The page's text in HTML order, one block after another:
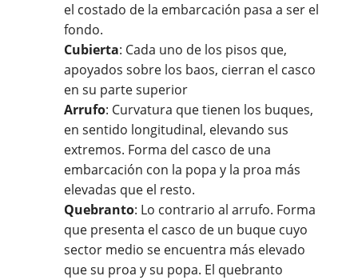
el costado de la embarcación pasa a ser el
fondo.
Cubierta: Cada uno de los pisos que,
apoyados sobre los baos, cierran el casco
en su parte superior
Arrufo: Curvatura que tienen los buques,
en sentido longitudinal, elevando sus
extremos. Forma del casco de una
embarcación con la popa y la proa más
elevadas que el resto.
Quebranto: Lo contrario al arrufo. Forma
que presenta el casco de un buque cuyo
sector medio se encuentra más elevado
que su proa y su popa. El quebranto